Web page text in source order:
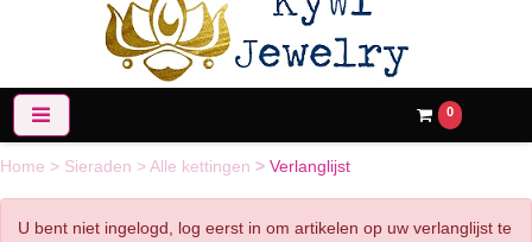
0
Home > Sieraden >Alle kettingen > Verlanglijst
U bent niet ingelogd, log eerst in om artikelen op uw verlanglijst te